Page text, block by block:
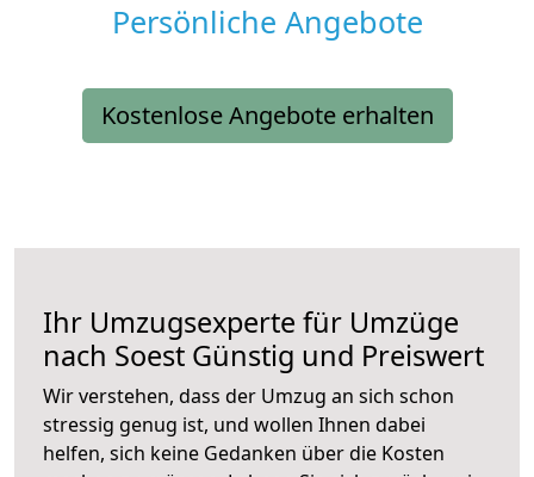
Persönliche Angebote
Kostenlose Angebote erhalten
Ihr Umzugsexperte für Umzüge
nach Soest Günstig und Preiswert
Wir verstehen, dass der Umzug an sich schon
stressig genug ist, und wollen Ihnen dabei
helfen, sich keine Gedanken über die Kosten